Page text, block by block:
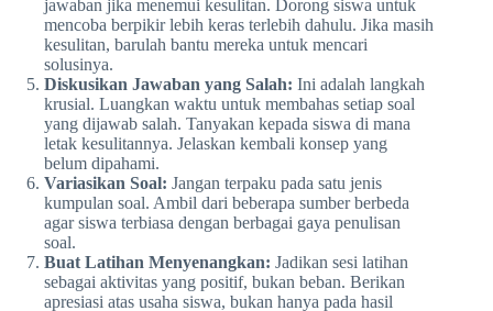
jawaban jika menemui kesulitan. Dorong siswa untuk
mencoba berpikir lebih keras terlebih dahulu. Jika masih
kesulitan, barulah bantu mereka untuk mencari
solusinya.
Diskusikan Jawaban yang Salah: Ini adalah langkah
krusial. Luangkan waktu untuk membahas setiap soal
yang dijawab salah. Tanyakan kepada siswa di mana
letak kesulitannya. Jelaskan kembali konsep yang
belum dipahami.
Variasikan Soal: Jangan terpaku pada satu jenis
kumpulan soal. Ambil dari beberapa sumber berbeda
agar siswa terbiasa dengan berbagai gaya penulisan
soal.
Buat Latihan Menyenangkan: Jadikan sesi latihan
sebagai aktivitas yang positif, bukan beban. Berikan
apresiasi atas usaha siswa, bukan hanya pada hasil